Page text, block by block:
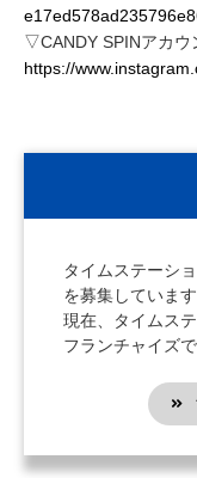
▽CANDY SPINアカウ
https://
タイムステーシ
を募集しています
現在、タイムス
フランチャイズ